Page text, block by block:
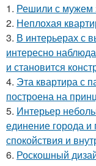
1. Решили с мужем
2. Неплохая
3. В интерьерах с
интересно
и становится
4. Эта квартира с
построена на
5. Интерьер
единение города
спокойствия и
6. Роскошный